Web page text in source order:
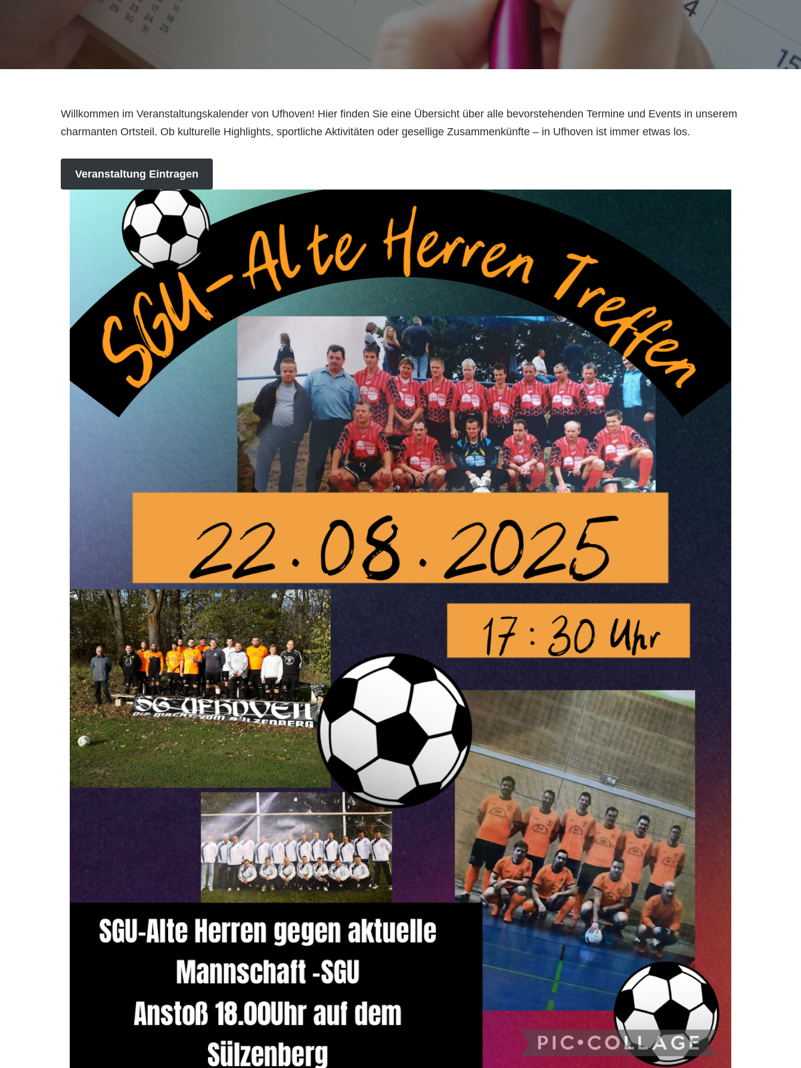
Willkommen im Veranstaltungskalender von Ufhoven! Hier finden Sie eine Übersicht über alle bevorstehenden Termine und Events in unserem
charmanten Ortsteil. Ob kulturelle Highlights, sportliche Aktivitäten oder gesellige Zusammenkünfte – in Ufhoven ist immer etwas los.
Veranstaltung Eintragen